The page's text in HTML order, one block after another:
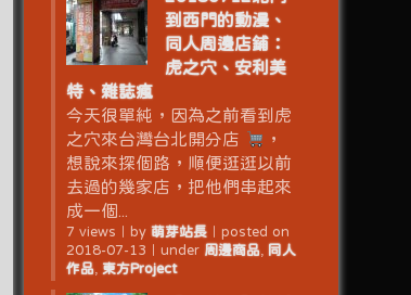
到西門的動漫、
同人周邊店鋪：
虎之穴、安利美
特、雜誌瘋
今天很單純，因為之前看到虎
之穴來台灣台北開分店
，
想說來探個路，順便逛逛以前
去過的幾家店，把他們串起來
成一個...
7 views by 萌芽站長｜ posted on
2018-07-13
under 周邊商品,
同人
作品, 東方Project